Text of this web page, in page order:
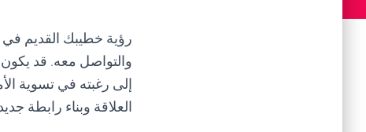
رؤية خطيبك القديم في
والتواصل معه. قد يكون
إلى رغبته في تسوية
العلاقة وبناء رابطة